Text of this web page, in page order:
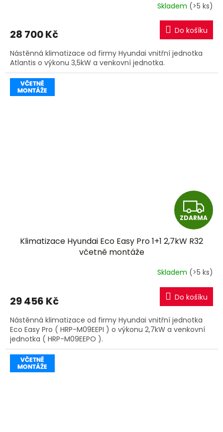
M
A
Skladem (>5 ks)
28 700 Kč Do košíku
Nástěnná klimatizace od firmy Hyundai vnitřní jednotka
Atlantis o výkonu 3,5kW a venkovní jednotka.
Z
D
R
M
A
ZDARMA
Klimatizace Hyundai Eco Easy Pro 1+1 2,7kW R32
včetně montáže
Skladem (>5 ks)
29 456 Kč Do košíku
Nástěnná klimatizace od firmy Hyundai vnitřní jednotka
Eco Easy Pro ( HRP-M09EEPI ) o výkonu 2,7kW a venkovní
jednotka ( HRP-M09EEPO ).